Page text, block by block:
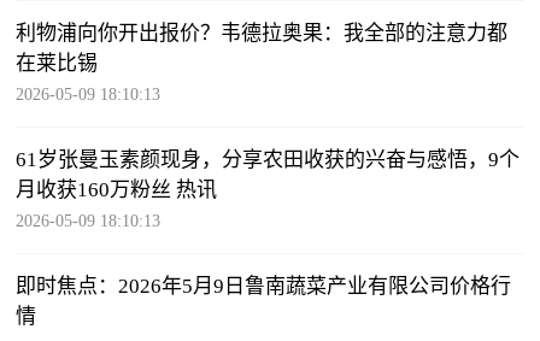
利物浦向你开出报价？韦德拉奥果：我全部的注意力都
在莱比锡
2026-05-09 18:10:13
61岁张曼玉素颜现身，分享农田收获的兴奋与感悟，9个
月收获160万粉丝 热讯
2026-05-09 18:10:13
即时焦点：2026年5月9日鲁南蔬菜产业有限公司价格行
情